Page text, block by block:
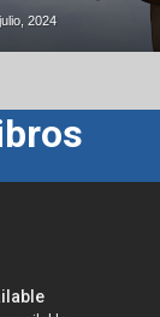
2024